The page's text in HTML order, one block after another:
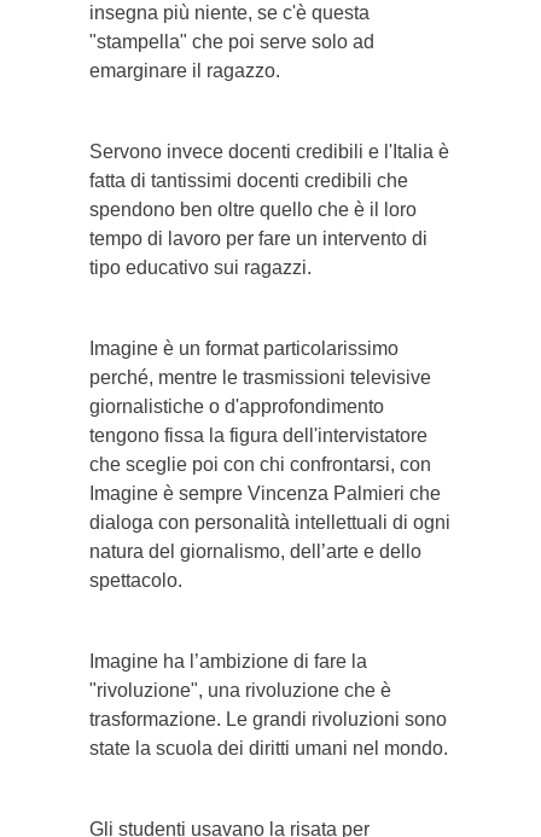
insegna più niente, se c'è questa
"stampella" che poi serve solo ad
emarginare il ragazzo.
Servono invece docenti credibili e l'Italia è
fatta di tantissimi docenti credibili che
spendono ben oltre quello che è il loro
tempo di lavoro per fare un intervento di
tipo educativo sui ragazzi.
Imagine è un format particolarissimo
perché, mentre le trasmissioni televisive
giornalistiche o d'approfondimento
tengono fissa la figura dell'intervistatore
che sceglie poi con chi confrontarsi, con
Imagine è sempre Vincenza Palmieri che
dialoga con personalità intellettuali di ogni
natura del giornalismo, dell’arte e dello
spettacolo.
Imagine ha l’ambizione di fare la
"rivoluzione", una rivoluzione che è
trasformazione. Le grandi rivoluzioni sono
state la scuola dei diritti umani nel mondo.
Gli studenti usavano la risata per